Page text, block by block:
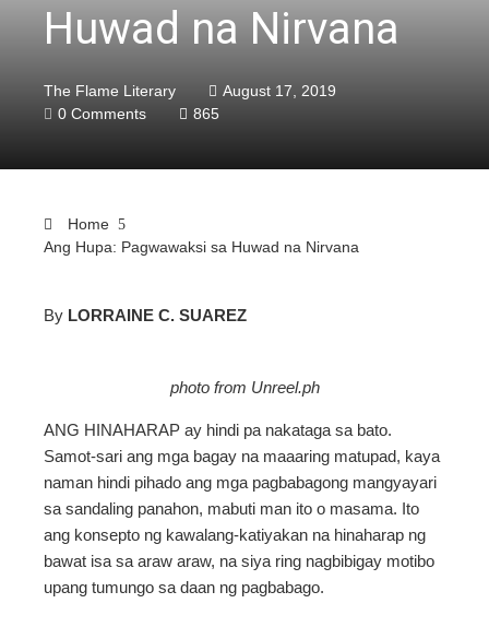
Huwad na Nirvana
The Flame Literary
August 17, 2019
0 Comments
865
Home
Ang Hupa: Pagwawaksi sa Huwad na Nirvana
By LORRAINE C. SUAREZ
photo from Unreel.ph
ANG HINAHARAP ay hindi pa nakataga sa bato.
Samot-sari ang mga bagay na maaaring matupad, kaya
naman hindi pihado ang mga pagbabagong mangyayari
sa sandaling panahon, mabuti man ito o masama. Ito
ang konsepto ng kawalang-katiyakan na hinaharap ng
bawat isa sa araw araw, na siya ring nagbibigay motibo
upang tumungo sa daan ng pagbabago.